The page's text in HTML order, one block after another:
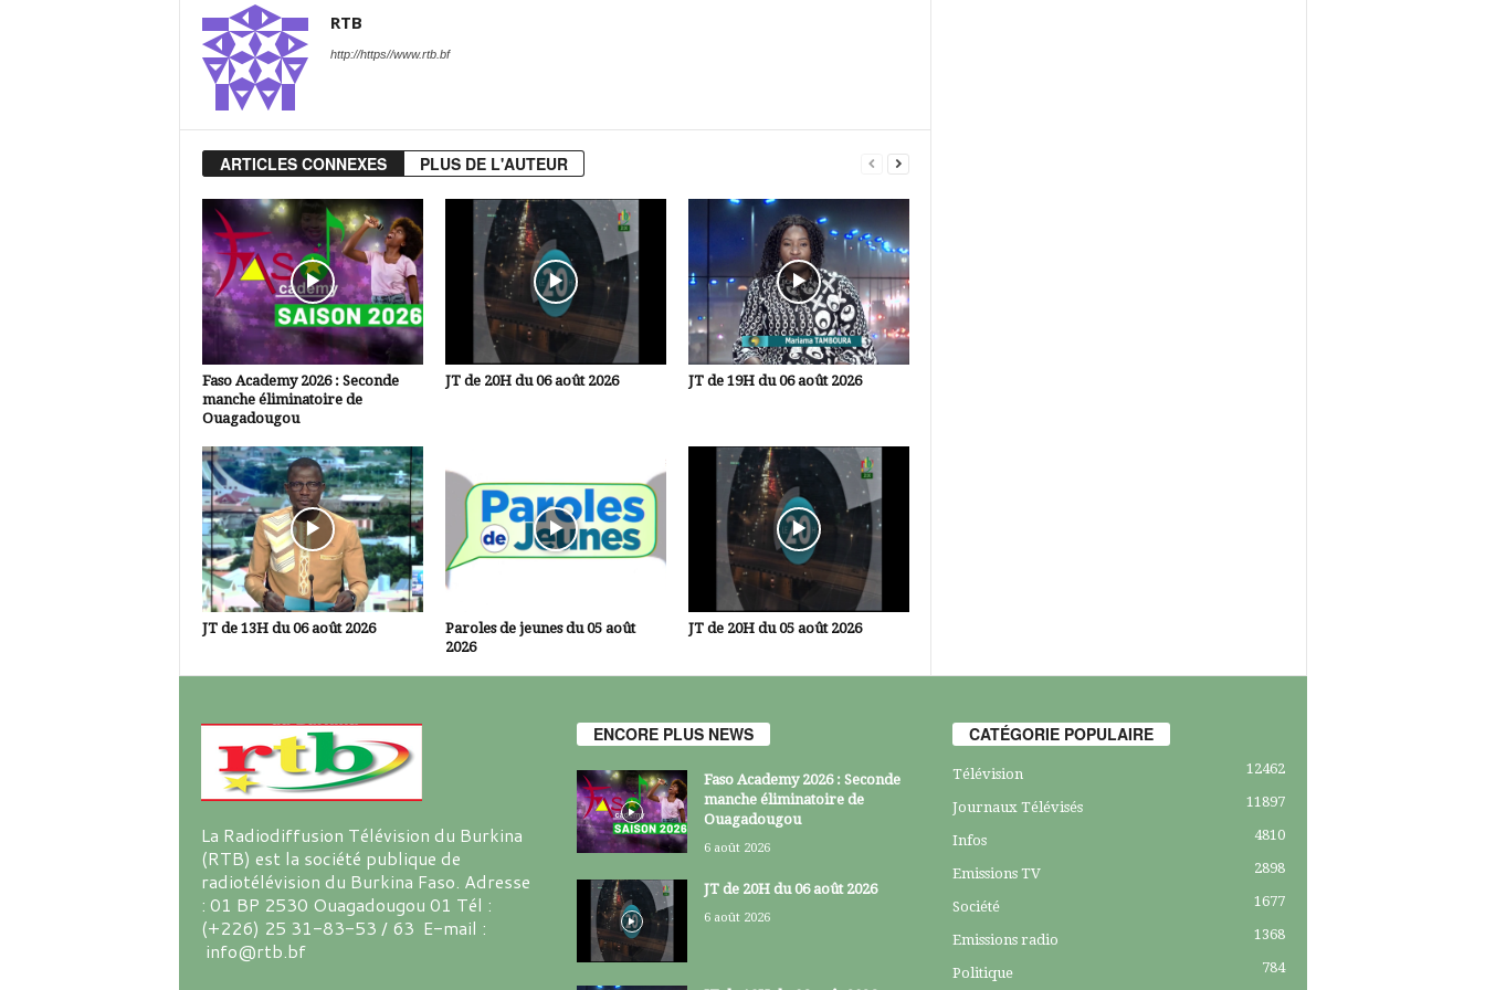
RTB
http://https//www.rtb.bf
ARTICLES CONNEXES PLUS DE L'AUTEUR
Faso Academy 2026 : Seconde
manche éliminatoire de
Ouagadougou
JT de 20H du 06 août 2026 JT de 19H du 06 août 2026
JT de 13H du 06 août 2026
Paroles de jeunes du 05 août
2026
JT de 20H du 05 août 2026
La Radiodiffusion Télévision du Burkina
(RTB) est la société publique de
radiotélévision du Burkina Faso. Adresse
: 01 BP 2530 Ouagadougou 01 Tél :
(+226) 25 31-83-53 / 63 E-mail :
info@rtb.bf
ENCORE PLUS NEWS
Faso Academy 2026 : Seconde
manche éliminatoire de
Ouagadougou
6 août 2026
JT de 20H du 06 août 2026
6 août 2026
CATÉGORIE POPULAIRE
Télévision 12462
Journaux Télévisés 11897
Infos 4810
Emissions TV 2898
Société 1677
Emissions radio 1368
Politique 784